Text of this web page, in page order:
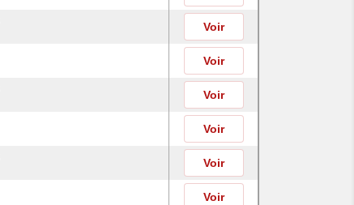
Voir
Voir
Voir
Voir
Voir
Voir